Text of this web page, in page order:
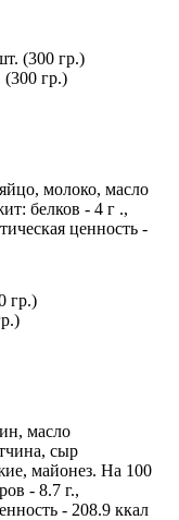
гр.)
молоко, масло
белков - 4 г .,
ценность -
масло
сыр
майонез. На 100
- 8.7 г.,
- 208.9 ккал